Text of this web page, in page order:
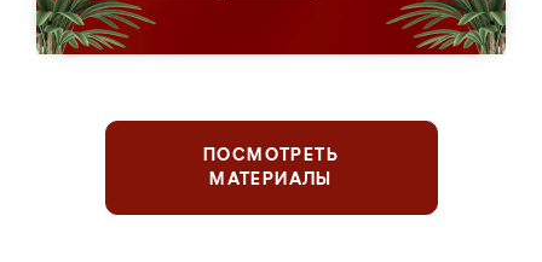
ПОСМОТРЕТЬ
МАТЕРИАЛЫ